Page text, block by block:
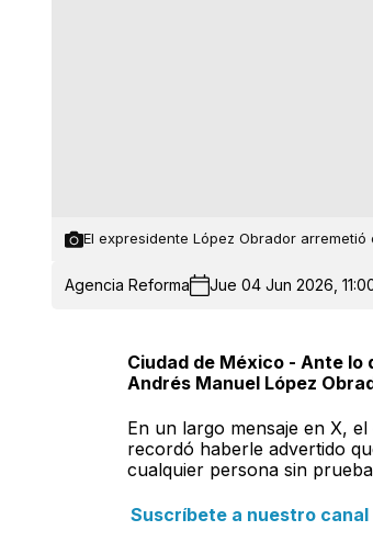
El expresidente López Obrador
Agencia Reforma Jue 04 Jun 2026,
Ciudad de México - Ante
Andrés Manuel López
En un largo mensaje en X,
recordó haberle advertido
cualquier persona sin
Suscríbete a nuestro